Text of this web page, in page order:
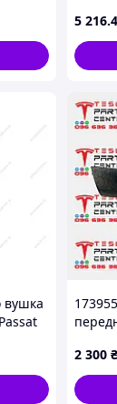
Model
5 216
вушка
X
2 300 ₴